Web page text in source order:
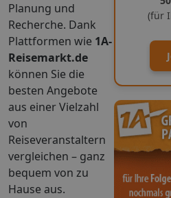
Planung und
Recherche. Dank
Plattformen wie 1A-
Reisemarkt.de
können Sie die
besten Angebote
aus einer Vielzahl
von
Reiseveranstaltern
vergleichen – ganz
bequem von zu
Hause aus.
(für